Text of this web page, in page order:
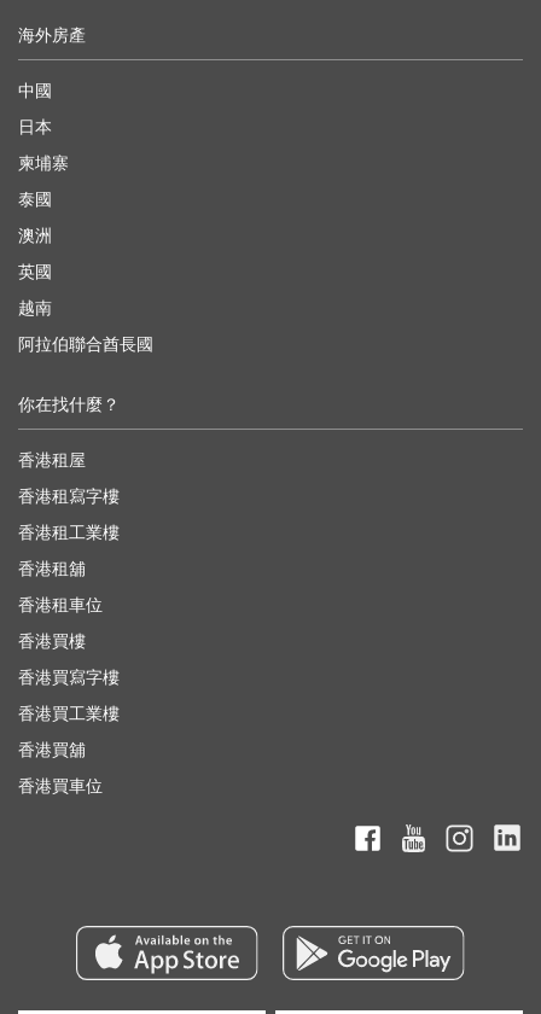
海外房產
中國
日本
柬埔寨
泰國
澳洲
英國
越南
阿拉伯聯合酋長國
你在找什麼？
香港租屋
香港租寫字樓
香港租工業樓
香港租舖
香港租車位
香港買樓
香港買寫字樓
香港買工業樓
香港買舖
香港買車位